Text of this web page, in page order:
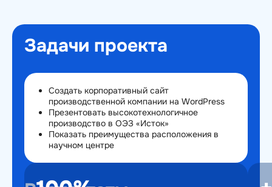
Задачи проекта
Создать корпоративный сайт
производственной компании на WordPress
Презентовать высокотехнологичное
производство в ОЭЗ «Исток»
Показать преимущества расположения в
научном центре